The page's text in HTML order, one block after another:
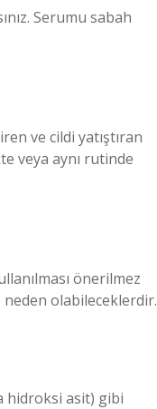
Serumu sabah
ve cildi yatıştıran
veya aynı rutinde
önerilmez
olabileceklerdir.
hidroksi asit) gibi